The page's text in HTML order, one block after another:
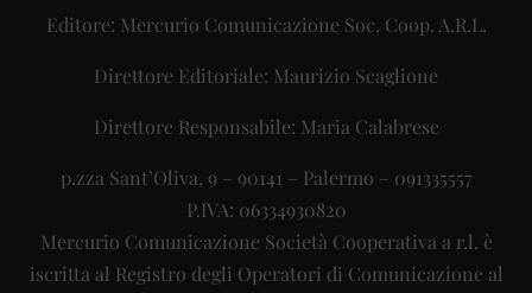
Editore: Mercurio Comunicazione Soc. Coop. A.R.L.
Direttore Editoriale: Maurizio Scaglione
Direttore Responsabile: Maria Calabrese
p.zza Sant’Oliva, 9 – 90141 – Palermo – 091335557
P.IVA: 06334930820
Mercurio Comunicazione Società Cooperativa a r.l. è
iscritta al Registro degli Operatori di Comunicazione al